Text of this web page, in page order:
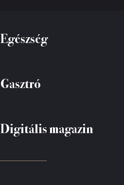
Egészség
Gasztró
Digitális magazin